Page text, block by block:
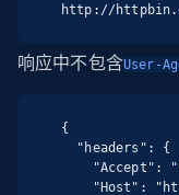
http://
响应中不包含User-
{